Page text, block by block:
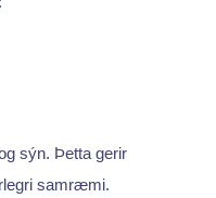
sýn. Þetta gerir
samræmi.